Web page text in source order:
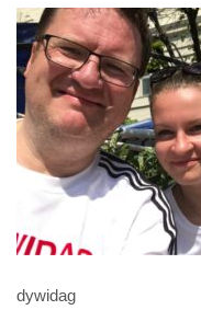
dywidag